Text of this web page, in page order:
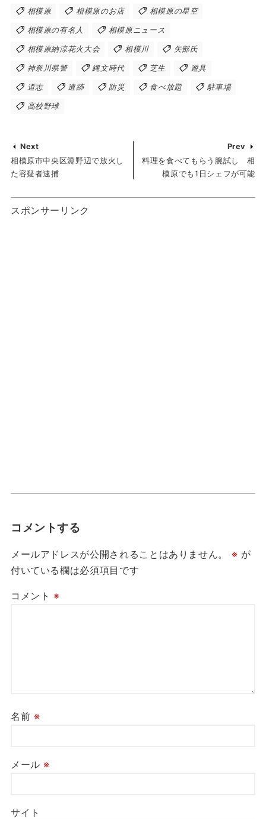
相模原 相模原のお店 相模原の星空
相模原の有名人 相模原ニュース
相模原納涼花火大会 相模川 矢部氏
神奈川県警 縄文時代 芝生 遊具
道志 遺跡 防災 食べ放題 駐車場
高校野球
Next
相模原市中央区淵野辺で放火し
た容疑者逮捕
Prev
料理を食べてもらう腕試し 相
模原でも1日シェフが可能
スポンサーリンク
コメントする
メールアドレスが公開されることはありません。 ※ が
付いている欄は必須項目です
コメント ※
名前 ※
メール ※
サイト